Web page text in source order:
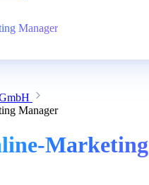
Manager
Manager
Marketing